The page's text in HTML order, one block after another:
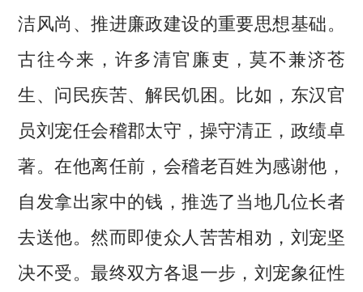
洁风尚、推进廉政建设的重要思想基础。
古往今来，许多清官廉吏，莫不兼济苍
生、问民疾苦、解民饥困。比如，东汉官
员刘宠任会稽郡太守，操守清正，政绩卓
著。在他离任前，会稽老百姓为感谢他，
自发拿出家中的钱，推选了当地几位长者
去送他。然而即使众人苦苦相劝，刘宠坚
决不受。最终双方各退一步，刘宠象征性